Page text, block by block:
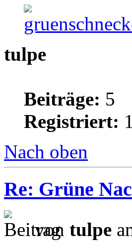
tulpe
Beiträge: 5
Registriert:
Nach oben
Re: Grüne
von tulpe